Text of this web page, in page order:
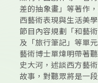
差的抽象畫」等著作
西藝術表現與生活美
節目內容規劃「和藝
及「旅行筆記」等單
藝術博士單煒明帶著
史大河，述談西方藝
故事，對聽眾將是一